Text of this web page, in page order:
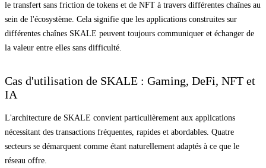
le transfert sans friction de tokens et de NFT à travers différentes chaînes au
sein de l'écosystème. Cela signifie que les applications construites sur
différentes chaînes SKALE peuvent toujours communiquer et échanger de
la valeur entre elles sans difficulté.
Cas d'utilisation de SKALE : Gaming, DeFi, NFT et
IA
L'architecture de SKALE convient particulièrement aux applications
nécessitant des transactions fréquentes, rapides et abordables. Quatre
secteurs se démarquent comme étant naturellement adaptés à ce que le
réseau offre.